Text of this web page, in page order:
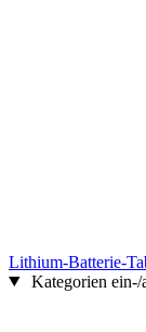
Lithium-Batterie-
Kategorien ein-/